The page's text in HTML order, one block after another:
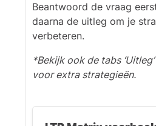
Beantwoord de vraag
daarna de uitleg om je
verbeteren.
*Bekijk ook de tabs ‘Uitleg’
voor extra strategieën.